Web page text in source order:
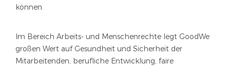
können.
Im Bereich Arbeits- und Menschenrechte legt GoodWe
großen Wert auf Gesundheit und Sicherheit der
Mitarbeitenden, berufliche Entwicklung, faire